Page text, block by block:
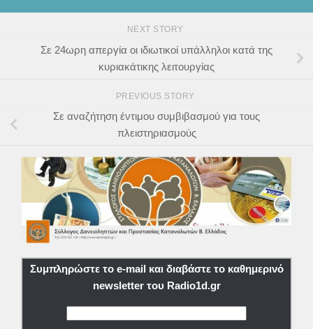
NEXT STORY
Σε 24ωρη απεργία οι ιδιωτικοί υπάλληλοι κατά της
κυριακάτικης λειτουργίας
PREVIOUS STORY
Σε αναζήτηση έντιμου συμβιβασμού για τους
πλειστηριασμούς
Συμπληρώστε το e-mail και διαβάστε το καθημερινό
newsletter του Radio1d.gr